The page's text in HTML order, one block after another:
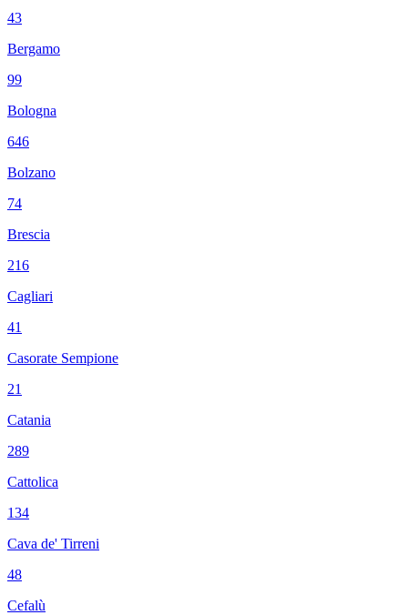
43
Bergamo
99
Bologna
646
Bolzano
74
Brescia
216
Cagliari
41
Casorate Sempione
21
Catania
289
Cattolica
134
Cava de' Tirreni
48
Cefalù